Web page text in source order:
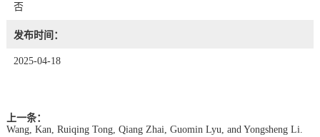
否
发布时间：
2025-04-18
上一条：
Wang, Kan, Ruiqing Tong, Qiang Zhai, Guomin Lyu, and Yongsheng Li.